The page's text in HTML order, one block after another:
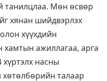
танилцлаа. Мөн өсвөр
хянан шийдвэрлэх
хүүхдийн
хамтын ажиллагаа, арга
хүртэлх насны
хөтөлбөрийн талаар